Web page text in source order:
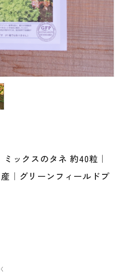
規会員登
ックスのタネ 約40粒｜
｜グリーンフィールドプ